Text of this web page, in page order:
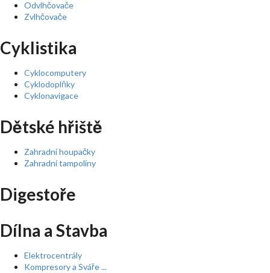
Odvlhčovače
Zvlhčovače
Cyklistika
Cyklocomputery
Cyklodoplňky
Cyklonavigace
Dětské hřiště
Zahradní houpačky
Zahradní tampolíny
Digestoře
Dílna a Stavba
Elektrocentrály
Kompresory a Sváře ...